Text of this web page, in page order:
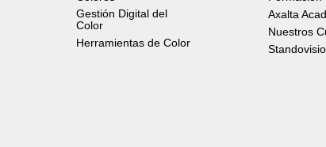
Gestión Digital del
Color
Herramientas de Color
Axalta
Nuestros